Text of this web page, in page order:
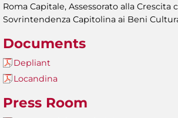
Roma Capitale, Assessorato alla Crescita
Sovrintendenza Capitolina ai Beni
Documents
Depliant
Locandina
Press Room